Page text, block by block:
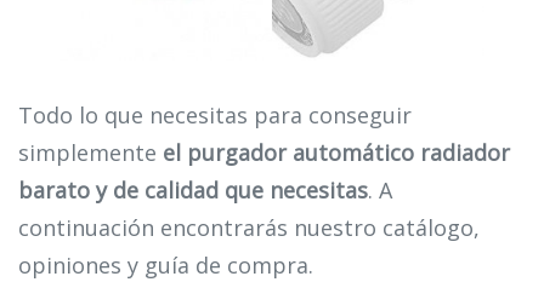
Todo lo que necesitas para conseguir
simplemente el purgador automático radiador
barato y de calidad que necesitas. A
continuación encontrarás nuestro catálogo,
opiniones y guía de compra.